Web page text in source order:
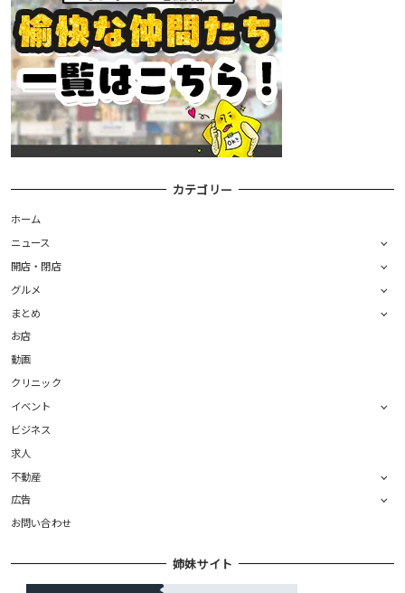
カテゴリー
ホーム
ニュース
開店・閉店
グルメ
まとめ
お店
動画
クリニック
イベント
ビジネス
求人
不動産
広告
お問い合わせ
姉妹サイト